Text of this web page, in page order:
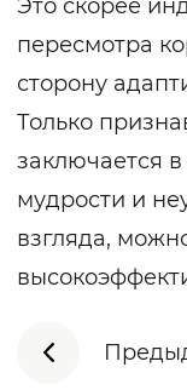
Это скорее
пересмотра
сторону
Только
заключается
мудрости и
взгляда,